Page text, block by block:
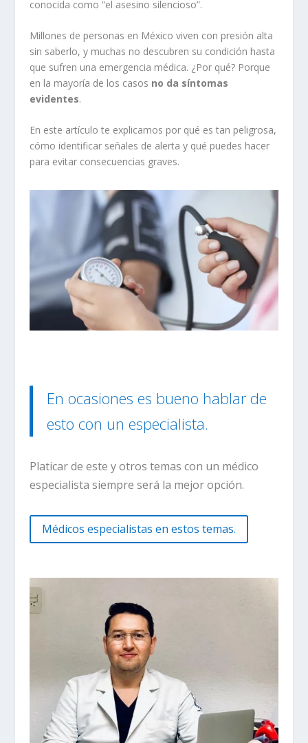
conocida como “el asesino silencioso”.
Millones de personas en México viven con presión alta
sin saberlo, y muchas no descubren su condición hasta
que sufren una emergencia médica. ¿Por qué? Porque
en la mayoría de los casos no da síntomas
evidentes.
En este artículo te explicamos por qué es tan peligrosa,
cómo identificar señales de alerta y qué puedes hacer
para evitar consecuencias graves.
En ocasiones es bueno hablar de
esto con un especialista.
Platicar de este y otros temas con un médico
especialista siempre será la mejor opción.
Médicos especialistas en estos temas.